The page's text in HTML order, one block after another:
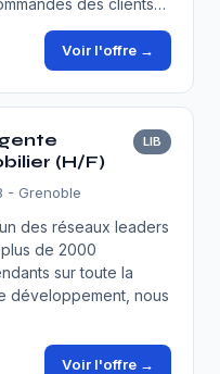
des clients…
Voir l'offre →
(H/F)
LIB
- Grenoble
des réseaux leaders
de 2000
sur toute la
développement, nous
Voir l'offre →